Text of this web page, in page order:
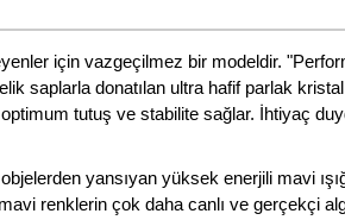
için vazgeçilmez bir modeldir.
saplarla donatılan ultra hafif parlak
tutuş ve stabilite sağlar. İhtiyaç
yansıyan yüksek enerjili mavi
renklerin çok daha canlı ve gerçekçi